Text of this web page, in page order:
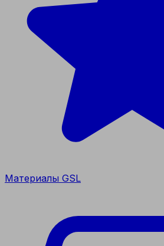
Материалы GSL